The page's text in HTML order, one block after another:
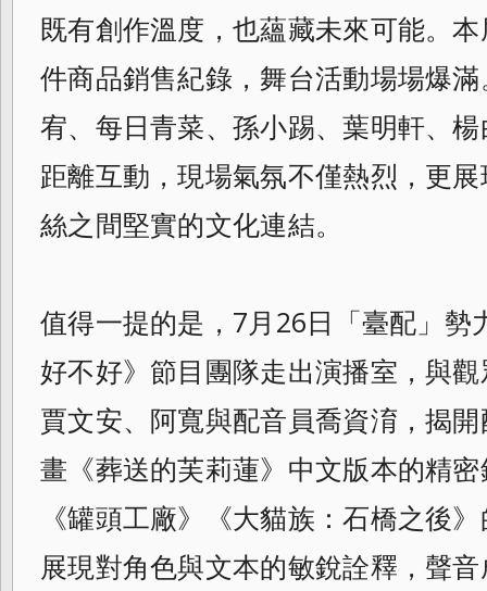
既有創作溫度，也蘊藏未來可能。
件商品銷售紀錄，舞台活動場場爆
宥、每日青菜、孫小踢、葉明軒、
距離互動，現場氣氛不僅熱烈，更
絲之間堅實的文化連結。
值得一提的是，7月26日「臺配」勢
好不好》節目團隊走出演播室，與
賈文安、阿寬與配音員喬資淯，揭
畫《葬送的芙莉蓮》中文版本的精
《罐頭工廠》《大貓族：石橋之後
展現對角色與文本的敏銳詮釋，聲